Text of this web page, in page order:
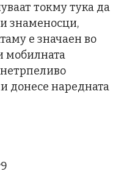
токму тука да
знаменосци,
е значаен во
мобилната
донесе наредната